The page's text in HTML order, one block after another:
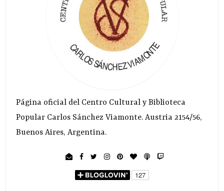
Página oficial del Centro Cultural y Biblioteca
Popular Carlos Sánchez Viamonte. Austria 2154/56,
Buenos Aires, Argentina.